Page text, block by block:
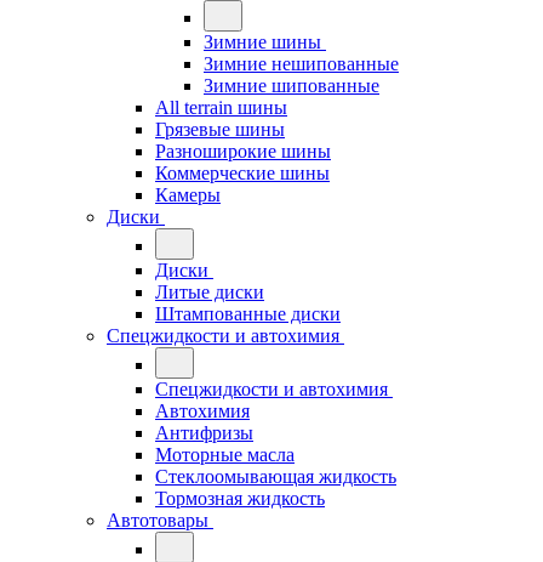
Зимние шины
Зимние нешипованные
Зимние шипованные
All terrain шины
Грязевые шины
Разноширокие шины
Коммерческие шины
Камеры
Диски
Диски
Литые диски
Штампованные диски
Спецжидкости и автохимия
Спецжидкости и автохимия
Автохимия
Антифризы
Моторные масла
Стеклоомывающая жидкость
Тормозная жидкость
Автотовары